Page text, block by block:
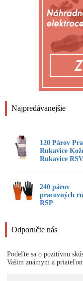
Najpredávanejšie
120 Párov
Rukavice
Rukavice
240 párov
pracovných
RSP
Odporučte nás
Podeľte sa o pozitívnu
Vašim známym a